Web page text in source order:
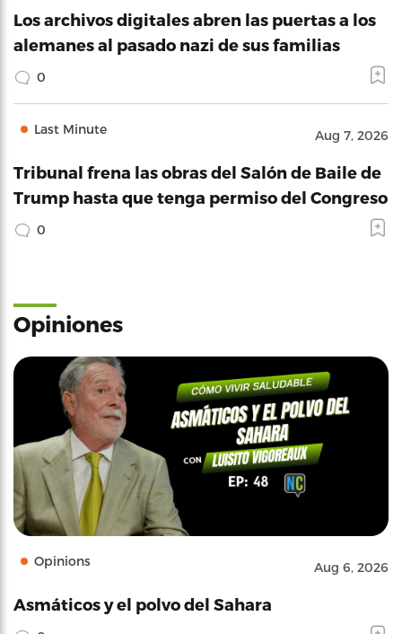
Los archivos digitales abren las puertas a los
alemanes al pasado nazi de sus familias
0
Last Minute Aug 7, 2026
Tribunal frena las obras del Salón de Baile de
Trump hasta que tenga permiso del Congreso
0
Opiniones
Opinions Aug 6, 2026
Asmáticos y el polvo del Sahara